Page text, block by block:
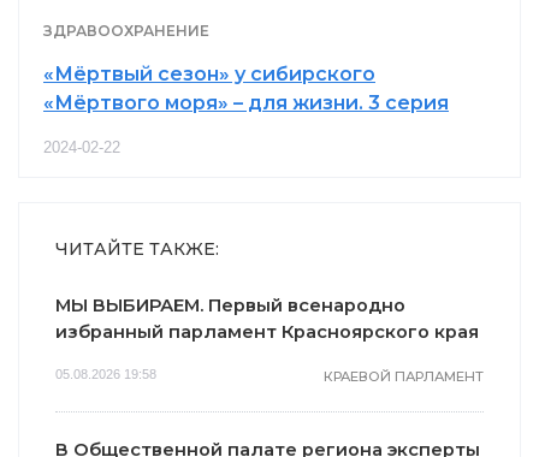
ЗДРАВООХРАНЕНИЕ
«Мёртвый сезон» у сибирского
«Мёртвого моря» – для жизни. 3 серия
2024-02-22
ЧИТАЙТЕ ТАКЖЕ:
МЫ ВЫБИРАЕМ. Первый всенародно
избранный парламент Красноярского края
05.08.2026 19:58 КРАЕВОЙ ПАРЛАМЕНТ
В Общественной палате региона эксперты